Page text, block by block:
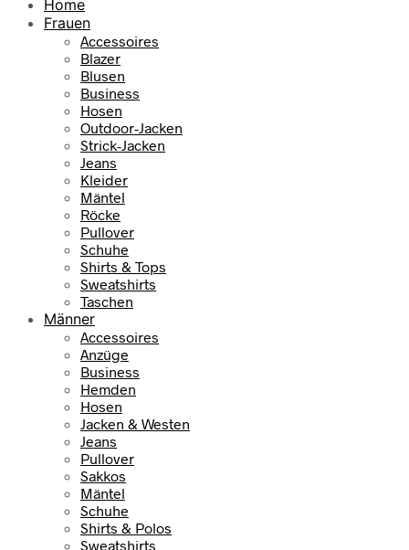
Home
Frauen
Accessoires
Blazer
Blusen
Business
Hosen
Outdoor-Jacken
Strick-Jacken
Jeans
Kleider
Mäntel
Röcke
Pullover
Schuhe
Shirts & Tops
Sweatshirts
Taschen
Männer
Accessoires
Anzüge
Business
Hemden
Hosen
Jacken & Westen
Jeans
Pullover
Sakkos
Mäntel
Schuhe
Shirts & Polos
Sweatshirts